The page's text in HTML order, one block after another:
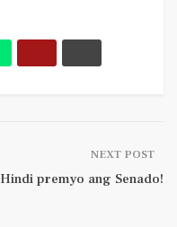
NEXT POST
Hindi premyo ang Senado!